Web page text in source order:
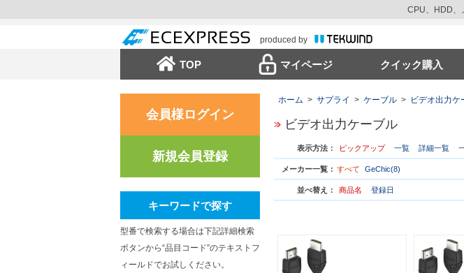
produced by
CPU、HDD、
TOP マイページ クイック購入
ホーム > サプライ > ケーブル > ビデオ出力ケ
ビデオ出力ケーブル
表示方法： ピックアップ 一覧 詳細一覧
メーカー一覧： すべて GeChic(8)
並べ替え： 商品名 登録日
会員様ログイン
新規会員登録
キーワードで探す
型番で検索する場合は下記詳細検索
ボタンから“品目コード”のテキストフ
ィールドでお試しください。